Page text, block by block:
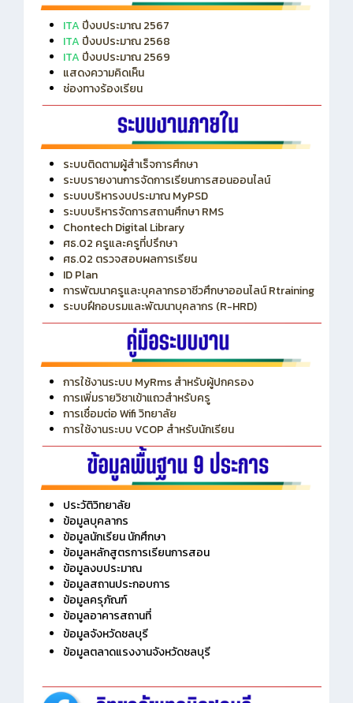
ITA ปีงบประมาณ 2567
ITA ปีงบประมาณ 2568
ITA ปีงบประมาณ 2569
แสดงความคิดเห็น
ช่องทางร้องเรียน
ระบบติดตามผู้สำเร็จการศึกษา
ระบบรายงานการจัดการเรียนการสอนออนไลน์
ระบบบริหารงบประมาณ MyPSD
ระบบบริหารจัดการสถานศึกษา RMS
Chontech Digital Library
ศธ.02 ครูและครูที่ปรึกษา
ศธ.02 ตรวจสอบผลการเรียน
ID Plan
การพัฒนาครูและบุคลากรอาชีวศึกษาออนไลน์ Rtraining
ระบบฝึกอบรมและพัฒนาบุคลากร (R-HRD)
การใช้งานระบบ MyRms สำหรับผู้ปกครอง
การเพิ่มรายวิชาเข้าแถวสำหรับครู
การเชื่อมต่อ Wifi วิทยาลัย
การใช้งานระบบ VCOP สำหรับนักเรียน
ประวัติวิทยาลัย
ข้อมูลบุคลากร
ข้อมูลนักเรียน นักศึกษา
ข้อมูลหลักสูตรการเรียนการสอน
ข้อมูลงบประมาณ
ข้อมูลสถานประกอบการ
ข้อมูลครุภัณฑ์
ข้อมูลอาคารสถานที่
ข้อมูลจังหวัดชลบุรี
ข้อมูลตลาดแรงงานจังหวัดชลบุรี